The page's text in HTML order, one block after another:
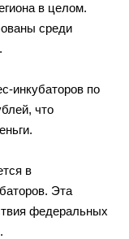
в целом.
среди
инкубаторов по
что
в
. Эта
федеральных